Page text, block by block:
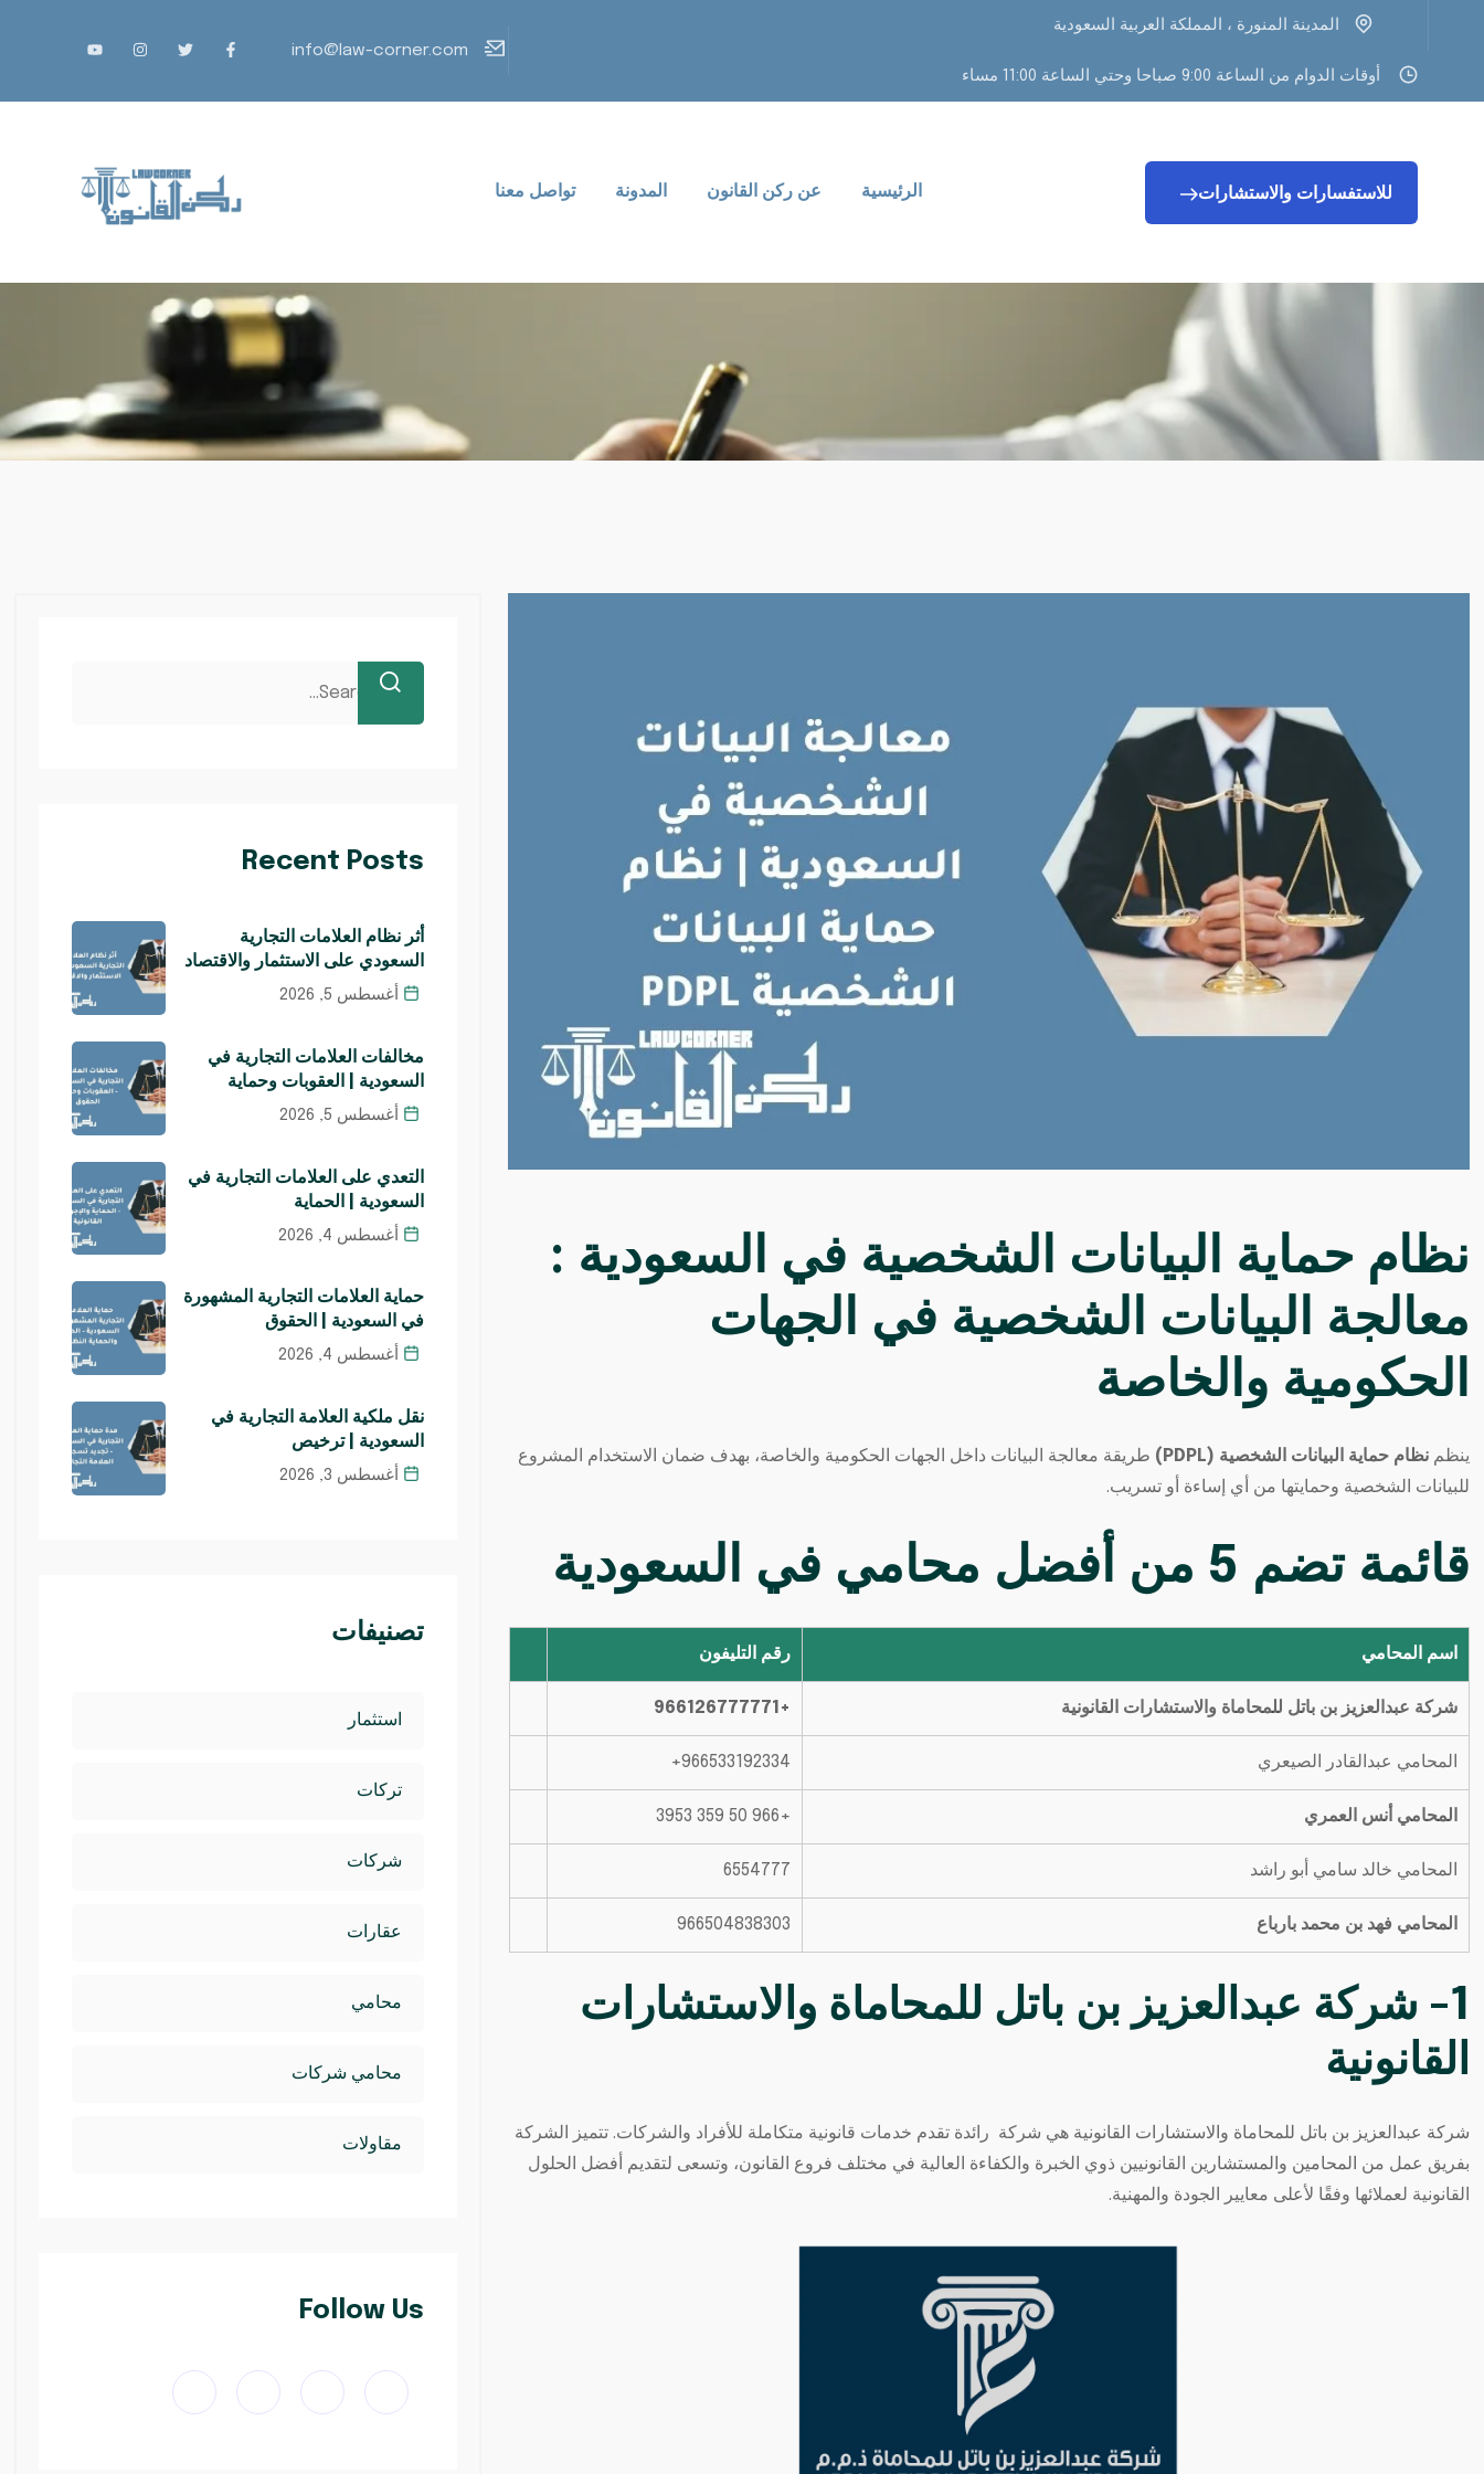
المدينة المنورة ، المملكة العربية السعودية
أوقات الدوام من الساعة 9:00 صباحا وحتي الساعة 11:00 مساء
info@law-corner.com
للاستفسارات والاستشارات الرئيسية عن ركن القانون المدونة تواصل معنا
نظام حماية البيانات الشخصية في السعودية :
معالجة البيانات الشخصية في الجهات
الحكومية والخاصة
ينظم نظام حماية البيانات الشخصية (PDPL)
طريقة معالجة البيانات داخل الجهات الحكومية والخاصة، بهدف ضمان الاستخدام المشروع
للبيانات الشخصية وحمايتها من أي إساءة أو تسريب.
قائمة تضم 5 من أفضل محامي في السعودية
اسم المحامي رقم التليفون
شركة عبدالعزيز بن باتل للمحاماة والاستشارات القانونية +966126777771
المحامي عبدالقادر الصيعري
المحامي أنس العمري +966 50 359 3953
المحامي خالد سامي أبو راشد 6554777
المحامي فهد بن محمد بارباع 966504838303
1- شركة عبدالعزيز بن باتل للمحاماة والاستشارات
القانونية
شركة عبدالعزيز بن باتل للمحاماة والاستشارات القانونية هي شركة رائدة تقدم خدمات قانونية متكاملة للأفراد والشركات. تتميز الشركة
بفريق عمل من المحامين و المستشار ين القانونيين ذوي الخبرة والكفاءة العالية في مختلف فروع القانون، وتسعى لتقديم أفضل الحلول
القانونية لعملائها وفقًا لأعلى معايير الجودة والمهنية.
Recent Posts
أثر نظام العلامات التجارية
السعودي على الاستثمار والاقتصاد
أغسطس 5, 2026
مخالفات العلامات التجارية في
السعودية | العقوبات وحماية
أغسطس 5, 2026
التعدي على العلامات التجارية في
السعودية | الحماية
أغسطس 4, 2026
حماية العلامات التجارية المشهورة
في السعودية | الحقوق
أغسطس 4, 2026
نقل ملكية العلامة التجارية في
السعودية | ترخيص
أغسطس 3, 2026
تصنيفات
استثمار
تركات
شركات
عقارات
محامي
محامي شركات
مقاولات
Follow Us